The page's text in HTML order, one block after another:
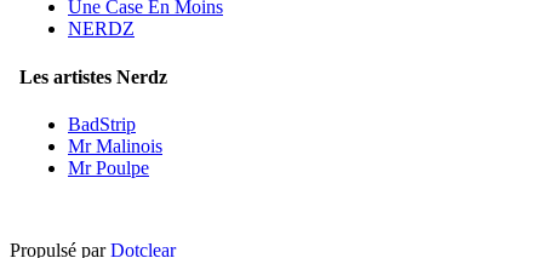
Une Case En Moins
NERDZ
Les artistes Nerdz
BadStrip
Mr Malinois
Mr Poulpe
Propulsé parDotclear